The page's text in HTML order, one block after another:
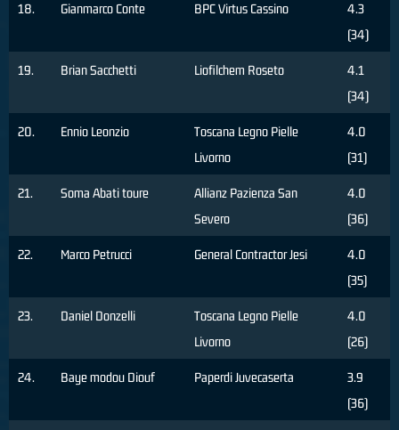
18. Gianmarco Conte BPC Virtus Cassino
4.3
(34)
19. Brian Sacchetti Liofilchem Roseto
4.1
(34)
20. Ennio Leonzio
Toscana Legno Pielle
Livorno
4.0
(31)
21. Soma Abati toure
Allianz Pazienza San
Severo
4.0
(36)
22. Marco Petrucci General Contractor Jesi
4.0
(35)
23. Daniel Donzelli
Toscana Legno Pielle
Livorno
4.0
(26)
24. Baye modou Diouf Paperdi Juvecaserta
3.9
(36)